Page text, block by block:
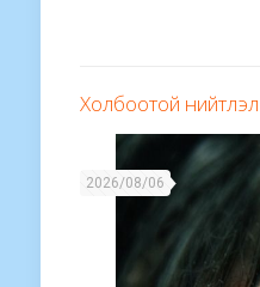
Холбоотой нийтлэл
2026/08/06